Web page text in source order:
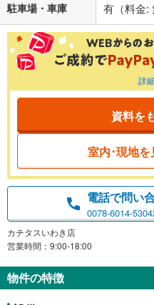
駐車場・車庫 有（料金:
詳
資料を
室内･現地を
電話で問い
0078-6014-
カチタスいわき店
営業時間：9:00-18:00
物件の特徴